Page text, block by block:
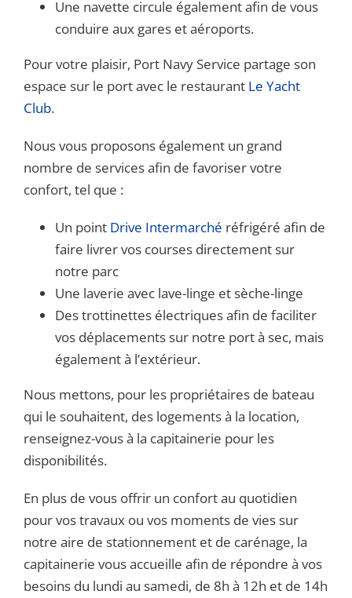
Une navette circule également afin de vous
conduire aux gares et aéroports.
Pour votre plaisir, Port Navy Service partage son
espace sur le port avec le restaurant Le Yacht
Club.
Nous vous proposons également un grand
nombre de services afin de favoriser votre
confort, tel que :
Un point Drive Intermarché réfrigéré afin de
faire livrer vos courses directement sur
notre parc
Une laverie avec lave-linge et sèche-linge
Des trottinettes électriques afin de faciliter
vos déplacements sur notre port à sec, mais
également à l’extérieur.
Nous mettons, pour les propriétaires de bateau
qui le souhaitent, des logements à la location,
renseignez-vous à la capitainerie pour les
disponibilités.
En plus de vous offrir un confort au quotidien
pour vos travaux ou vos moments de vies sur
notre aire de stationnement et de carénage, la
capitainerie vous accueille afin de répondre à vos
besoins du lundi au samedi, de 8h à 12h et de 14h